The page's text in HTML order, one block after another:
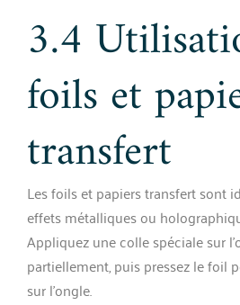
3.4
foils et
transfert
Les foils et papiers transfert sont
effets métalliques ou
Appliquez une colle spéciale sur
partiellement, puis pressez le foil
sur l’ongle.